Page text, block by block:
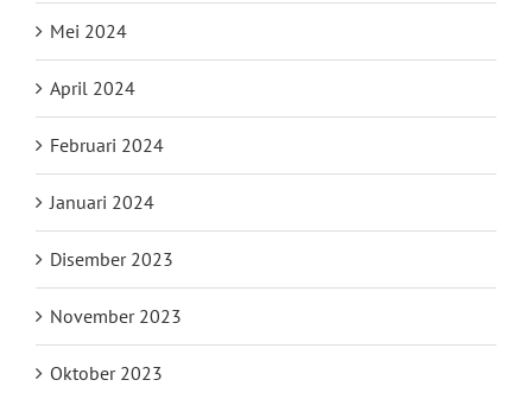
Mei 2024
April 2024
Februari 2024
Januari 2024
Disember 2023
November 2023
Oktober 2023